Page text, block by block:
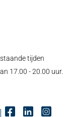
tijden
17.00 - 20.00 uur.